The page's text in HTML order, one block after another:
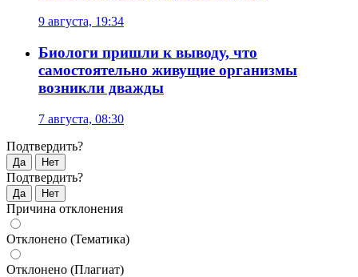
9 августа, 19:34
Биологи пришли к выводу, что
самостоятельно живущие организмы
возникли дважды
7 августа, 08:30
Подтвердить?
Да Нет
Подтвердить?
Да Нет
Причина отклонения
Отклонено (Тематика)
Отклонено (Плагиат)